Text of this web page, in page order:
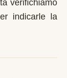
verifichiamo
indicarle la